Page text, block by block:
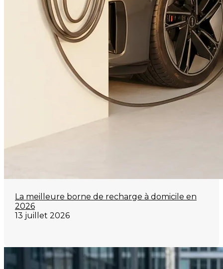
La meilleure borne de recharge à domicile en
2026
13 juillet 2026